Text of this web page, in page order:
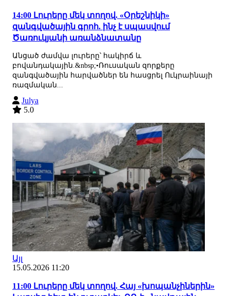
14:00 Լուրերը մեկ տողով. «Օրեշնիկի»
զանգվածային գրոհ. ինչ է սպասվում
Ծառուկյանի առանձնատանը
Անցած ժամվա լուրերը՝ հակիրճ և
բովանդակային.&nbsp;•Ռուսական զորքերը
զանգվածային հարվածներ են հասցրել Ուկրաինայի
ռազմական...
Julya
5.0
Այլ
15.05.2026 11:20
11:00 Լուրերը մեկ տողով. Հայ «խոպանչիներին»